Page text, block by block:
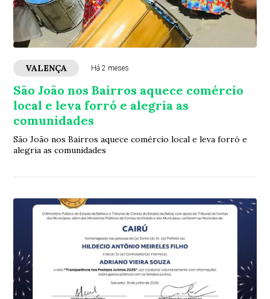
VALENÇA Há 2 meses
São João nos Bairros aquece comércio
local e leva forró e alegria as
comunidades
São João nos Bairros aquece comércio local e leva forró e
alegria as comunidades